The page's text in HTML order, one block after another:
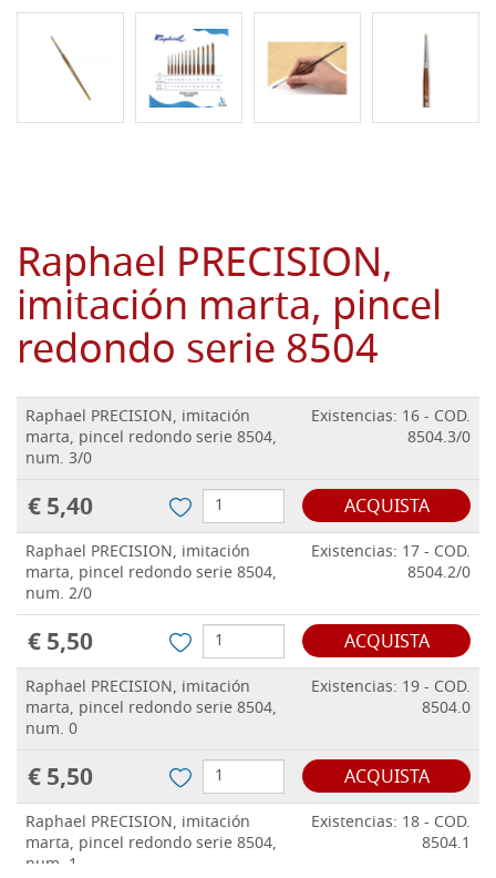
Raphael PRECISION,
imitación marta, pincel
redondo serie 8504
Raphael PRECISION, imitación
marta, pincel redondo serie 8504,
num. 3/0
Existencias: 16 - COD.
8504.3/0
€ 5,40 ACQUISTA
Raphael PRECISION, imitación
marta, pincel redondo serie 8504,
num. 2/0
Existencias: 17 - COD.
8504.2/0
€ 5,50 ACQUISTA
Raphael PRECISION, imitación
marta, pincel redondo serie 8504,
num. 0
Existencias: 19 - COD.
8504.0
€ 5,50 ACQUISTA
Raphael PRECISION, imitación
marta, pincel redondo serie 8504,
num. 1
Existencias: 18 - COD.
8504.1